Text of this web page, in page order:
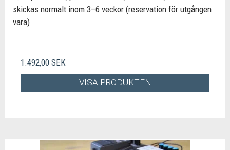
skickas normalt inom 3–6 veckor (reservation för utgången
vara)
1.492,00 SEK
VISA PRODUKTEN